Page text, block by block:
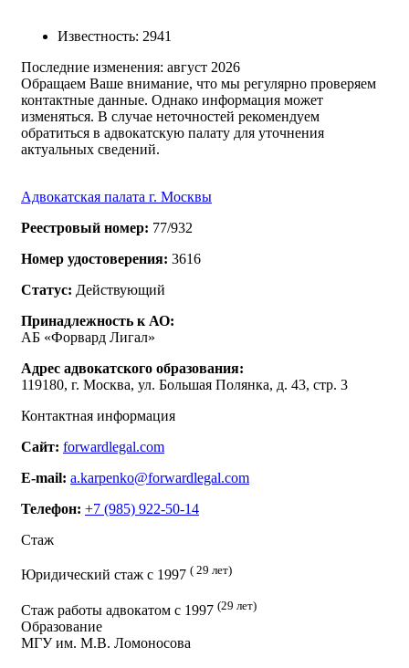
Известность: 2941
Последние изменения: август 2026
Обращаем Ваше внимание, что мы регулярно проверяем
контактные данные. Однако информация может
изменяться. В случае неточностей рекомендуем
обратиться в адвокатскую палату для уточнения
актуальных сведений.
Адвокатская палата г. Москвы
Реестровый номер: 77/932
Номер удостоверения: 3616
Статус: Действующий
Принадлежность к АО:
АБ «Форвард Лигал»
Адрес адвокатского образования:
119180, г. Москва, ул. Большая Полянка, д. 43, стр. 3
Контактная информация
Сайт: forwardlegal.com
E-mail: a.karpenko@forwardlegal.com
Телефон: +7 (985) 922-50-14
Стаж
Юридический стаж с 1997 ( 29 лет)
Стаж работы адвокатом с 1997 (29 лет)
Образование
МГУ им. М.В. Ломоносова